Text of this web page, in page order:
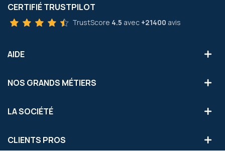
CERTIFIÉ TRUSTPILOT
TrustScore 4.5 avec +21400 avis
AIDE
NOS GRANDS MÉTIERS
LA SOCIÉTÉ
CLIENTS PROS